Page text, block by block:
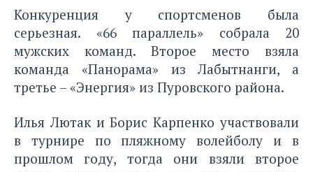
Конкуренция у спортсменов была
серьезная. «66 параллель» собрала 20
мужских команд. Второе место взяла
команда «Панорама» из Лабытнанги, а
третье – «Энергия» из Пуровского района.
Илья Лютак и Борис Карпенко участвовали
в турнире по пляжному волейболу и в
прошлом году, тогда они взяли второе